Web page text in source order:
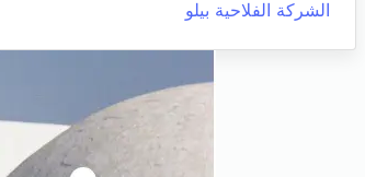
الشركة الفلاحية بيلو